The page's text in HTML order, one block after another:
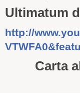
Ultimatum
http://
Carta